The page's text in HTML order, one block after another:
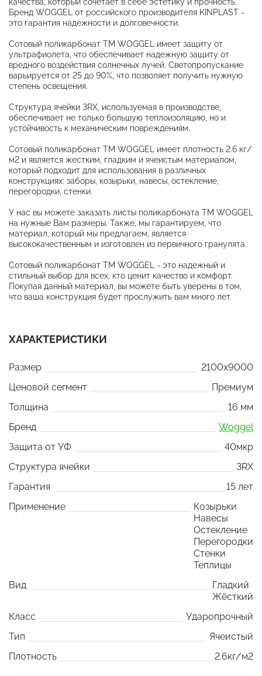
Бренд WOGGEL от российского производителя KINPLAST -
это гарантия надежности и долговечности.
Сотовый поликарбонат ТМ WOGGEL имеет защиту от
ультрафиолета, что обеспечивает надежную защиту от
вредного воздействия солнечных лучей. Светопропускание
варьируется от 25 до 90%, что позволяет получить нужную
степень освещения.
Структура ячейки 3RХ, используемая в производстве,
обеспечивает не только большую теплоизоляцию, но и
устойчивость к механическим повреждениям.
Сотовый поликарбонат ТМ WOGGEL имеет плотность 2.6 кг/
м2 и является жестким, гладким и ячеистым материалом,
который подходит для использования в различных
конструкциях: заборы, козырьки, навесы, остекление,
перегородки, стенки.
У нас вы можете заказать листы поликарбоната ТМ WOGGEL
на нужные Вам размеры. Также, мы гарантируем, что
материал, который мы предлагаем, является
высококачественным и изготовлен из первичного гранулята.
Сотовый поликарбонат ТМ WOGGEL - это надежный и
стильный выбор для всех, кто ценит качество и комфорт.
Покупая данный материал, вы можете быть уверены в том,
что ваша конструкция будет прослужить вам много лет.
ХАРАКТЕРИСТИКИ
Размер
2100x9000
Ценовой сегмент
Премиум
Толщина
16 мм
Бренд
Woggel
Защита от УФ
40мкр
Структура ячейки
3RX
Гарантия
15 лет
Применение
Козырьки
Навесы
Остекление
Перегородки
Стенки
Теплицы
Вид
Гладкий
Жёсткий
Класс
Ударопрочный
Тип
Ячеистый
Плотность
2.6кг/м2